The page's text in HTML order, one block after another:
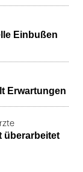
Einbußen
Erwartungen
überarbeitet